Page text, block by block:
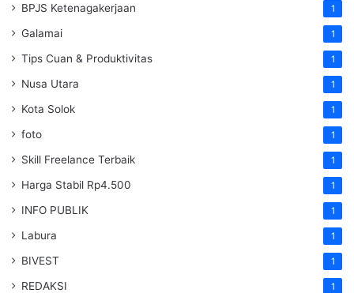
BPJS Ketenagakerjaan 1
Galamai 1
Tips Cuan & Produktivitas 1
Nusa Utara 1
Kota Solok 1
foto 1
Skill Freelance Terbaik 1
Harga Stabil Rp4.500 1
INFO PUBLIK 1
Labura 1
BIVEST 1
REDAKSI 1